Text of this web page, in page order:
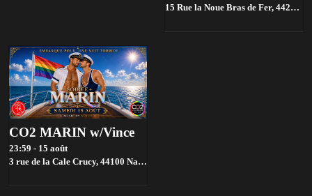
15 Rue la Noue Bras de Fer, 44200 Nantes, France,
CO2 MARIN w/Vince
23:59 - 15 août
3 rue de la Cale Crucy, 44100 Nantes, France,